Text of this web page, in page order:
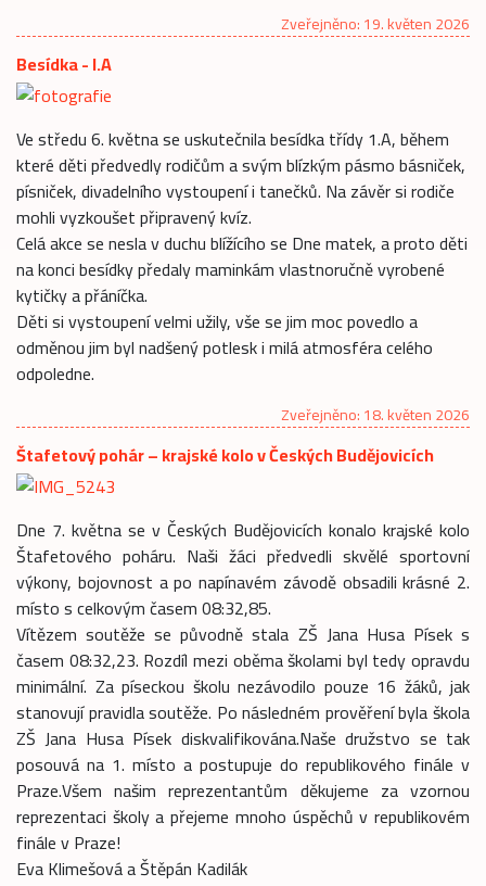
Zveřejněno: 19. květen 2026
Besídka - I.A
Ve středu 6. května se uskutečnila besídka třídy 1.A, během
které děti předvedly rodičům a svým blízkým pásmo básniček,
písniček, divadelního vystoupení i tanečků. Na závěr si rodiče
mohli vyzkoušet připravený kvíz.
Celá akce se nesla v duchu blížícího se Dne matek, a proto děti
na konci besídky předaly maminkám vlastnoručně vyrobené
kytičky a přáníčka.
Děti si vystoupení velmi užily, vše se jim moc povedlo a
odměnou jim byl nadšený potlesk i milá atmosféra celého
odpoledne.
Zveřejněno: 18. květen 2026
Štafetový pohár – krajské kolo v Českých Budějovicích
Dne 7. května se v Českých Budějovicích konalo krajské kolo
Štafetového poháru. Naši žáci předvedli skvělé sportovní
výkony, bojovnost a po napínavém závodě obsadili krásné 2.
místo s celkovým časem 08:32,85.
Vítězem soutěže se původně stala ZŠ Jana Husa Písek s
časem 08:32,23. Rozdíl mezi oběma školami byl tedy opravdu
minimální. Za píseckou školu nezávodilo pouze 16 žáků, jak
stanovují pravidla soutěže. Po následném prověření byla škola
ZŠ Jana Husa Písek diskvalifikována.Naše družstvo se tak
posouvá na 1. místo a postupuje do republikového finále v
Praze.Všem našim reprezentantům děkujeme za vzornou
reprezentaci školy a přejeme mnoho úspěchů v republikovém
finále v Praze!
Eva Klimešová a Štěpán Kadilák